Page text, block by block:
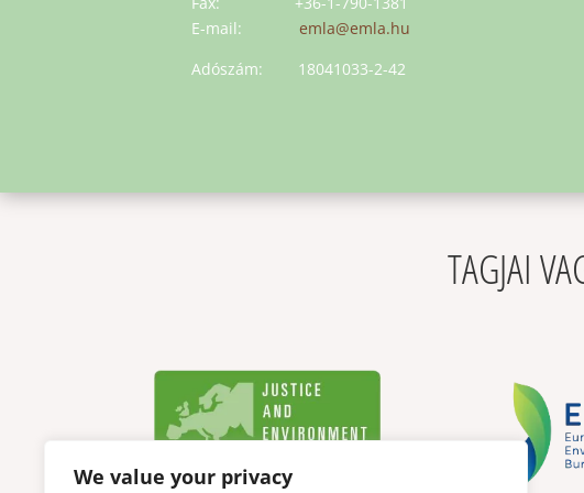
We value your privacy
E-mail:emla@emla.hu
Adószám: 18041033-2-42
TAGJAI